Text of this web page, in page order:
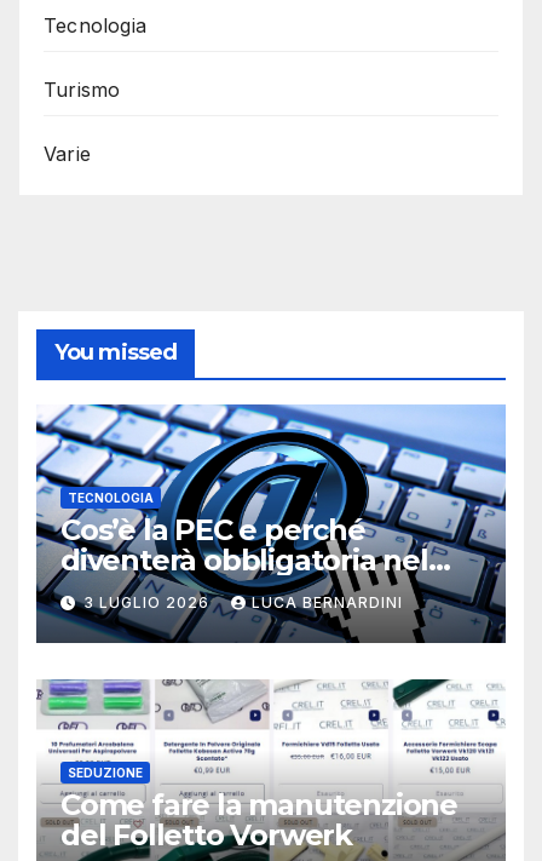
Tecnologia
Turismo
Varie
You missed
TECNOLOGIA
Cos’è la PEC e perché
diventerà obbligatoria nel
2026?
3 LUGLIO 2026 LUCA BERNARDINI
SEDUZIONE
Come fare la manutenzione
del Folletto Vorwerk